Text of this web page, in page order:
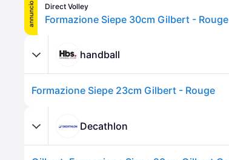
annuncio Direct Volley
Formazione Siepe 30cm Gilbert - Rouge
handball
Formazione Siepe 23cm Gilbert - Rouge
Decathlon